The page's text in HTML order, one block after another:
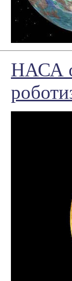
НАСА